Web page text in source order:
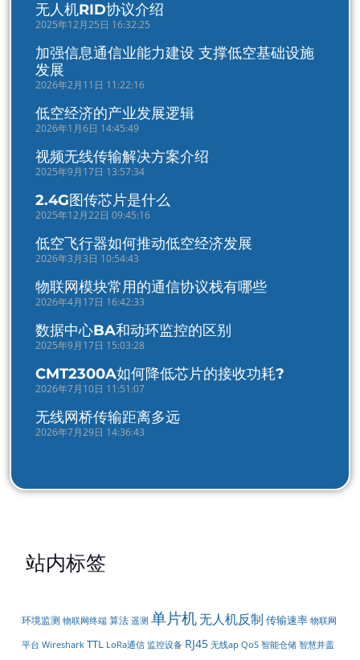
无人机RID协议介绍
2025年12月25日 16:32:25
加强信息通信业能力建设 支撑低空基础设施
发展
2026年2月11日 11:22:16
低空经济的产业发展逻辑
2026年1月6日 14:45:49
视频无线传输解决方案介绍
2025年9月17日 13:57:34
2.4G图传芯片是什么
2025年12月22日 09:45:16
低空飞行器如何推动低空经济发展
2026年3月3日 10:54:43
物联网模块常用的通信协议栈有哪些
2026年4月17日 16:42:33
数据中心BA和动环监控的区别
2025年9月17日 15:03:28
CMT2300A如何降低芯片的接收功耗?
2026年7月10日 11:51:07
无线网桥传输距离多远
2026年7月29日 14:36:43
站内标签
环境监测 物联网终端 算法 遥测 单片机无人机反制 传输速率 物联网
平台 Wireshark TTL LoRa通信 监控设备 RJ45 无线ap QoS 智能仓储 智慧井盖